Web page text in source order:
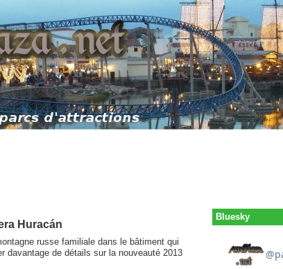
Huracán
russe familiale dans le bâtiment qui
davantage de détails sur la nouveauté 2013
Bluesky